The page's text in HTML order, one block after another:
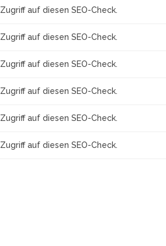
auf diesen SEO-Check.
auf diesen SEO-Check.
auf diesen SEO-Check.
auf diesen SEO-Check.
auf diesen SEO-Check.
auf diesen SEO-Check.